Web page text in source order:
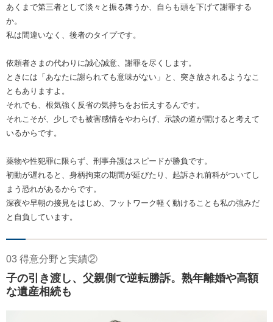
あくまで第三者として淡々と振る舞うか、自らも頭を下げて謝罪する
か。
私は間違いなく、後者のタイプです。
依頼者さまの代わりに誠心誠意、謝罪を尽くします。
ときには「あなたに謝られても意味がない」と、突き放されるようなこ
ともありますよ。
それでも、根気強く反省の気持ちをお伝えするんです。
それこそが、少しでも被害感情をやわらげ、示談の道が開けると考えて
いるからです。
薬物や性犯罪に限らず、刑事弁護はスピードが勝負です。
初動が遅れると、身柄拘束の期間が延びたり、起訴され前科がついてし
まう恐れがあるからです。
深夜や早朝の接見をはじめ、フットワーク軽く動けることも私の強みだ
と自負しています。
03 得意分野と実績②
子の引き渡し、父親側で逆転勝訴。熟年離婚や高額
な遺産相続も